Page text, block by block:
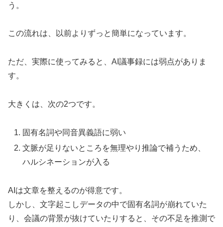
う。
この流れは、以前よりずっと簡単になっています。
ただ、実際に使ってみると、AI議事録には弱点がありま
す。
大きくは、次の2つです。
固有名詞や同音異義語に弱い
文脈が足りないところを無理やり推論で補うため、
ハルシネーションが入る
AIは文章を整えるのが得意です。
しかし、文字起こしデータの中で固有名詞が崩れていた
り、会議の背景が抜けていたりすると、その不足を推測で